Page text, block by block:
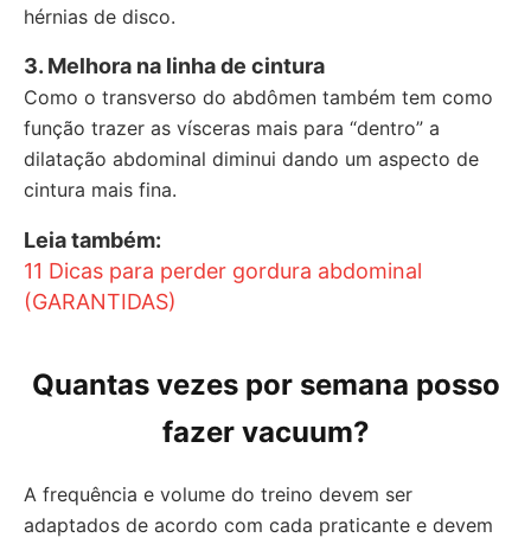
hérnias de disco.
3. Melhora na linha de cintura
Como o transverso do abdômen também tem como
função trazer as vísceras mais para “dentro” a
dilatação abdominal diminui dando um aspecto de
cintura mais fina.
Leia também:
11 Dicas para perder gordura abdominal
(GARANTIDAS)
Quantas vezes por semana posso
fazer vacuum?
A frequência e volume do treino devem ser
adaptados de acordo com cada praticante e devem